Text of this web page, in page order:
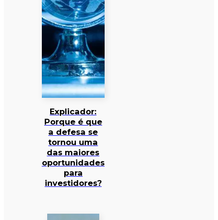
Explicador:
Porque é que
a defesa se
tornou uma
das maiores
oportunidades
para
investidores?